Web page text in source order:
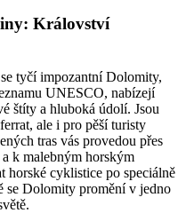
Království
tyčí impozantní Dolomity,
UNESCO, nabízejí
štíty a hluboká údolí. Jsou
ale i pro pěší turisty
tras vás provedou přes
k malebným horským
horské cyklistice po speciálně
se Dolomity promění v jedno